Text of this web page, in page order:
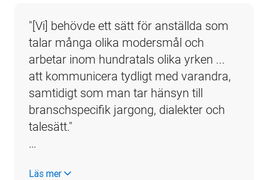
"[Vi] behövde ett sätt för anställda som
talar många olika modersmål och
arbetar inom hundratals olika yrken ...
att kommunicera tydligt med varandra,
samtidigt som man tar hänsyn till
branschspecifik jargong, dialekter och
talesätt."
…
Läs mer